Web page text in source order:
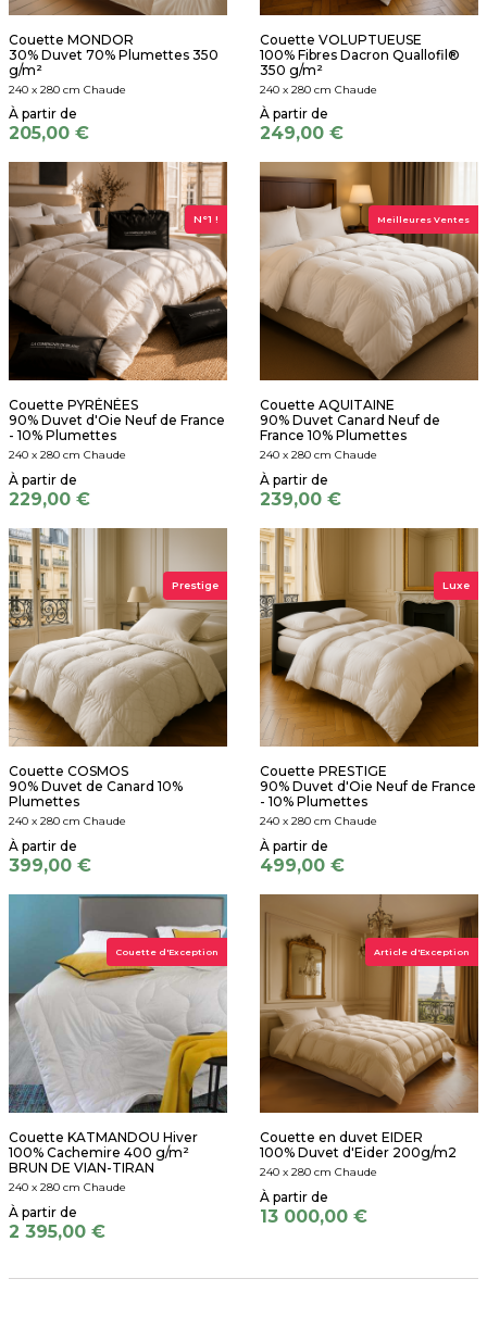
Couette MONDOR
30% Duvet 70% Plumettes 350
g/m²
240 x 280 cm Chaude
205,00 €
Couette VOLUPTUEUSE
100% Fibres Dacron Quallofil®
350 g/m²
240 x 280 cm Chaude
249,00 €
N°1 !
Couette PYRÉNÉES
90% Duvet d'Oie Neuf de France
- 10% Plumettes
240 x 280 cm Chaude
229,00 €
Meilleures Ventes
Couette AQUITAINE
90% Duvet Canard Neuf de
France 10% Plumettes
240 x 280 cm Chaude
239,00 €
Prestige
Couette COSMOS
90% Duvet de Canard 10%
Plumettes
240 x 280 cm Chaude
399,00 €
Luxe
Couette PRESTIGE
90% Duvet d'Oie Neuf de France
- 10% Plumettes
240 x 280 cm Chaude
499,00 €
Couette d'Exception
Couette KATMANDOU Hiver
100% Cachemire 400 g/m²
BRUN DE VIAN-TIRAN
240 x 280 cm Chaude
2 395,00 €
Article d'Exception
Couette en duvet EIDER
100% Duvet d'Eider 200g/m2
240 x 280 cm Chaude
13 000,00 €